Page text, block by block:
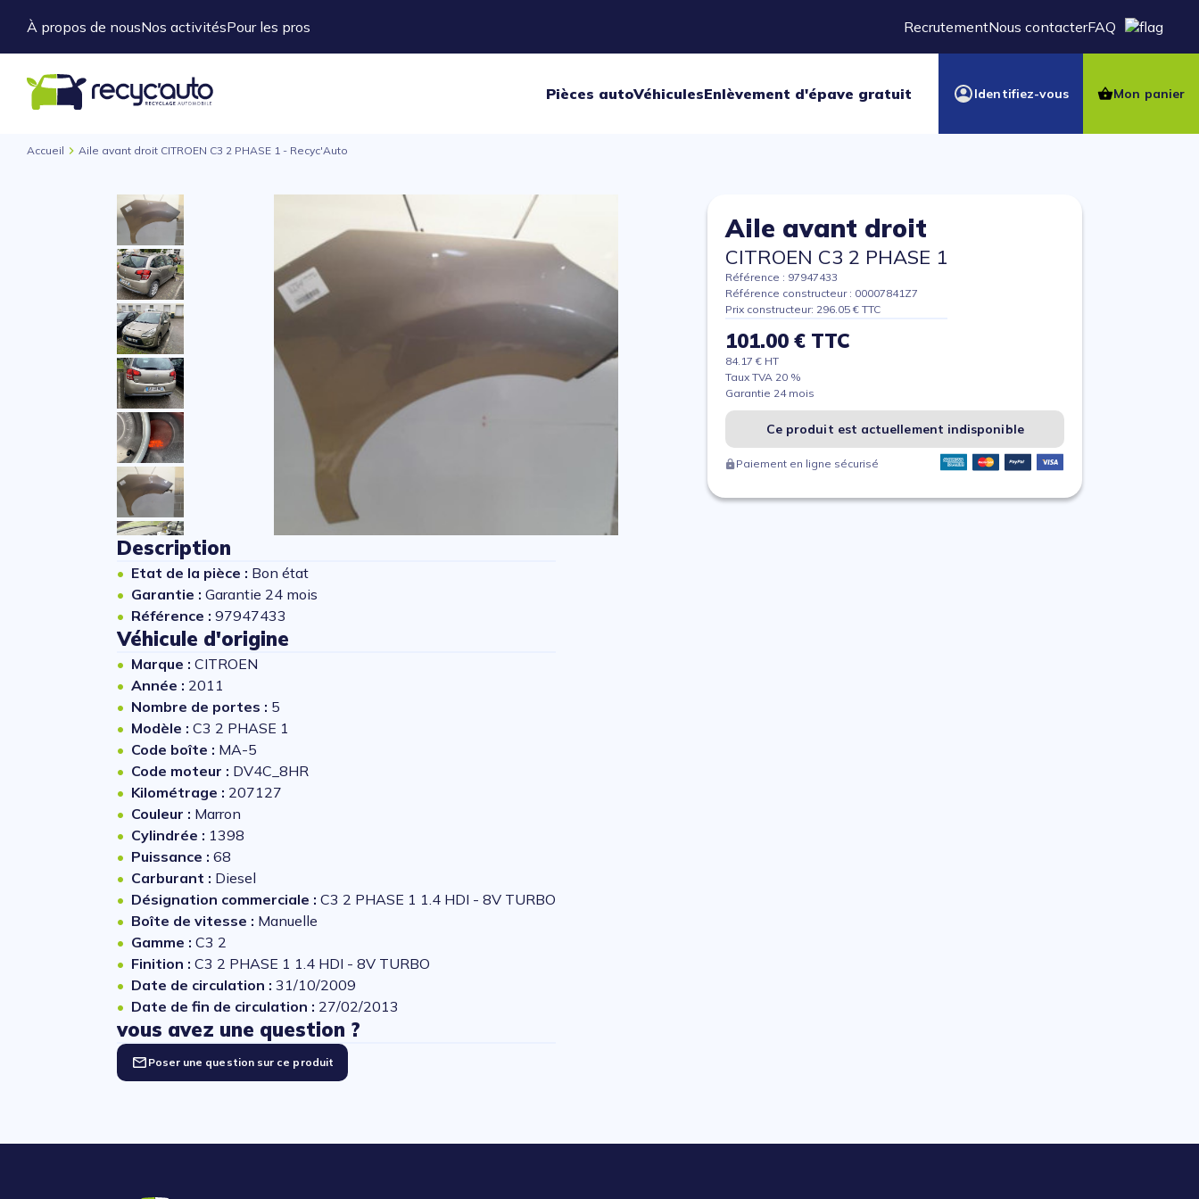
À propos de nousNos activitésPour les pros RecrutementNous contacterFAQ
Pièces autoVéhiculesEnlèvement d'épave gratuit Identifiez-vous Mon panier
Accueil Aile avant droit CITROEN C3 2 PHASE 1 - Recyc'Auto
Description
Etat de la pièce : Bon état
Garantie : Garantie 24 mois
Référence : 97947433
Véhicule d'origine
Marque : CITROEN
Année : 2011
Nombre de portes : 5
Modèle : C3 2 PHASE 1
Code boîte : MA-5
Code moteur : DV4C_8HR
Kilométrage : 207127
Couleur : Marron
Cylindrée : 1398
Puissance : 68
Carburant : Diesel
Désignation commerciale : C3 2 PHASE 1 1.4 HDI - 8V TURBO
Boîte de vitesse : Manuelle
Gamme : C3 2
Finition : C3 2 PHASE 1 1.4 HDI - 8V TURBO
Date de circulation : 31/10/2009
Date de fin de circulation : 27/02/2013
vous avez une question ?
Poser une question sur ce produit
Aile avant droit
CITROEN C3 2 PHASE 1
Référence : 97947433
Référence constructeur : 00007841Z7
Prix constructeur: 296.05 € TTC
101.00 € TTC
84.17 € HT
Taux TVA 20 %
Garantie 24 mois
Ce produit est actuellement indisponible
Paiement en ligne sécurisé